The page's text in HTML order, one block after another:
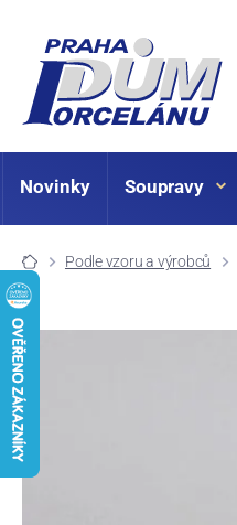
Novinky Soupravy
Podle vzoru a výrobců